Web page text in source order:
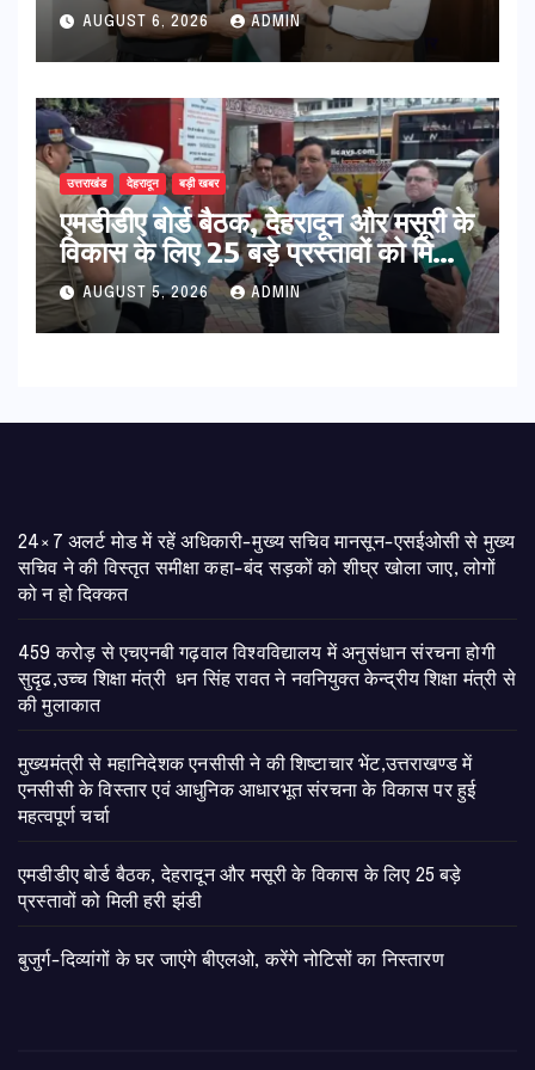
विस्तार एवं आधुनिक आधारभूत संरचना के
विकास पर हुई महत्वपूर्ण चर्चा
AUGUST 6, 2026 ADMIN
उत्तराखंड देहरादून बड़ी खबर
एमडीडीए बोर्ड बैठक, देहरादून और मसूरी के
विकास के लिए 25 बड़े प्रस्तावों को मिली
हरी झंडी
AUGUST 5, 2026 ADMIN
24×7 अलर्ट मोड में रहें अधिकारी-मुख्य सचिव मानसून-एसईओसी से मुख्य
सचिव ने की विस्तृत समीक्षा कहा-बंद सड़कों को शीघ्र खोला जाए, लोगों
को न हो दिक्कत
459 करोड़ से एचएनबी गढ़वाल विश्वविद्यालय में अनुसंधान संरचना होगी
सुदृढ,उच्च शिक्षा मंत्री धन सिंह रावत ने नवनियुक्त केन्द्रीय शिक्षा मंत्री से
की मुलाकात
मुख्यमंत्री से महानिदेशक एनसीसी ने की शिष्टाचार भेंट,उत्तराखण्ड में
एनसीसी के विस्तार एवं आधुनिक आधारभूत संरचना के विकास पर हुई
महत्वपूर्ण चर्चा
एमडीडीए बोर्ड बैठक, देहरादून और मसूरी के विकास के लिए 25 बड़े
प्रस्तावों को मिली हरी झंडी
बुजुर्ग-दिव्यांगों के घर जाएंगे बीएलओ, करेंगे नोटिसों का निस्तारण